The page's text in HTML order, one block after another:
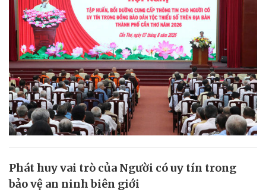
Phát huy vai trò của Người có uy tín trong
bảo vệ an ninh biên giới